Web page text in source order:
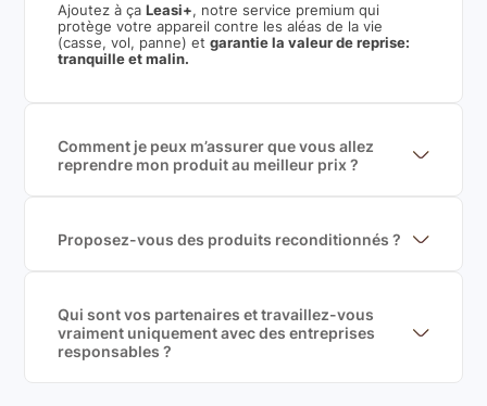
Ajoutez à çaLeasi+, notre service premium qui
protège votre appareil contre les aléas de la vie
(casse, vol, panne) etgarantie la valeur de reprise:
tranquille et malin.
Comment je peux m’assurer que vous allez
reprendre mon produit au meilleur prix ?
garantir le meilleur prix de rachat. De plus, nous
sommes rémunéré à la commission sur la valeur de
Proposez-vous des produits reconditionnés ?
produits officiels de grandes marques et du
reconditionné de haute qualité
Qui sont vos partenaires et travaillez-vous
vraiment uniquement avec des entreprises
responsables ?